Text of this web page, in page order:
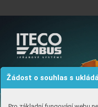
Žádost o souhlas s